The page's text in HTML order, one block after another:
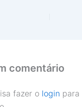
comentário
fazer o login para